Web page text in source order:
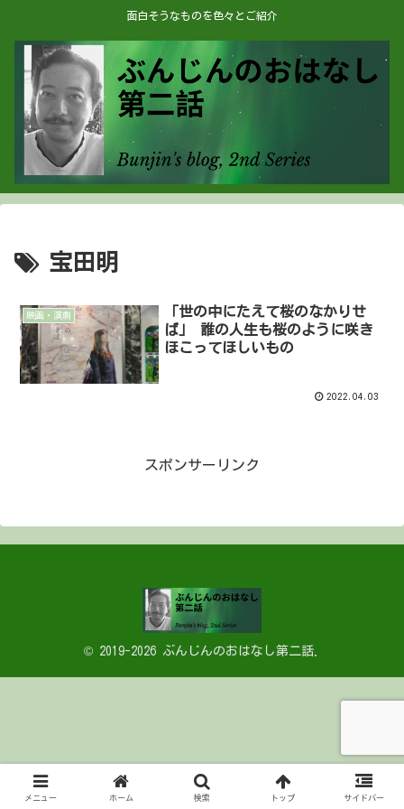
面白そうなものを色々とご紹介
宝田明
映画・演劇
「世の中にたえて桜のなかりせ
ば」 誰の人生も桜のように咲き
ほこってほしいもの
2022.04.03
スポンサーリンク
© 2019-2026 ぶんじんのおはなし第二話.
メニュー ホーム 検索 トップ サイドバー